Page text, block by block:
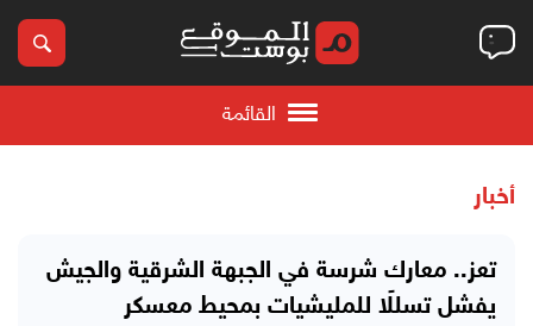
القائمة
أخبار
تعز.. معارك شرسة في الجبهة الشرقية والجيش
يفشل تسللًا للمليشيات بمحيط معسكر